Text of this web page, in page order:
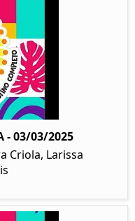
- 03/03/2025
Criola, Larissa